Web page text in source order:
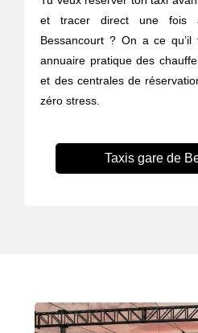
et tracer direct une
Bessancourt ? On a ce
annuaire pratique des
et des centrales de
zéro stress.
Taxis gare de